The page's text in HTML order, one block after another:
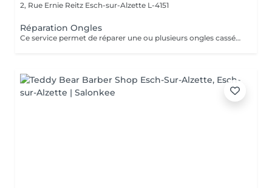
2, Rue Ernie Reitz Esch-sur-Alzette L-4151
Réparation Ongles
Ce service permet de réparer une ou plusieurs ongles cassés ou abîmés, afin de retrouver une apparence harmonieuse et soignée. La réparation est valable uniquement jusqu'à 2 semaines après la pose. Au-delà de 2 semaines, une prestation de remplissage sera nécessaire.